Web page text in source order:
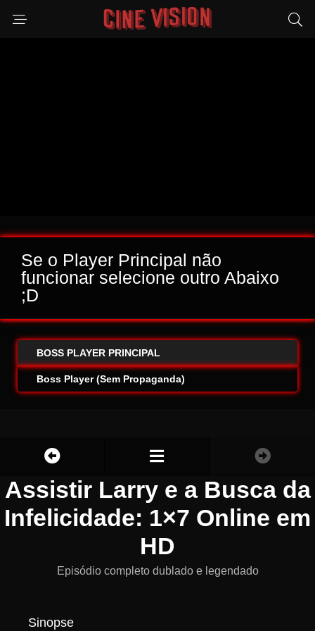
Se o Player Principal não
funcionar selecione outro Abaixo
;D
BOSS PLAYER PRINCIPAL
Boss Player (Sem Propaganda)
Assistir Larry e a Busca da
Infelicidade: 1×7 Online em
HD
Episódio completo dublado e legendado
Sinopse